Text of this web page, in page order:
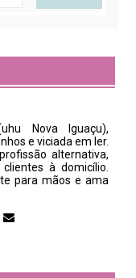
Nova Iguaçu),
e viciada em ler.
alternativa,
à domicílio.
para mãos e ama